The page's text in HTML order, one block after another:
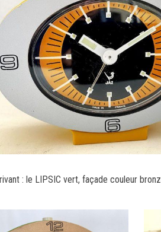
: le LIPSIC vert, façade couleur